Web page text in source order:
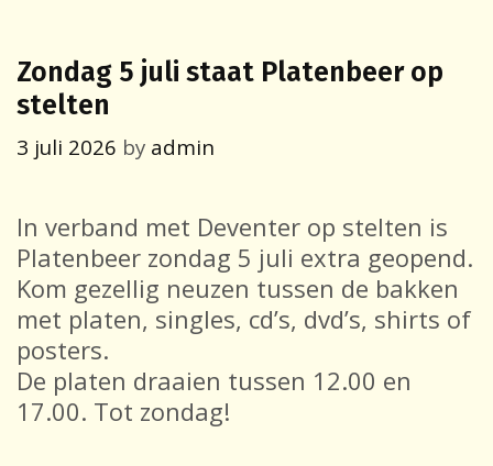
Zondag 5 juli staat Platenbeer op
stelten
3 juli 2026 by admin
In verband met Deventer op stelten is
Platenbeer zondag 5 juli extra geopend.
Kom gezellig neuzen tussen de bakken
met platen, singles, cd’s, dvd’s, shirts of
posters.
De platen draaien tussen 12.00 en
17.00. Tot zondag!